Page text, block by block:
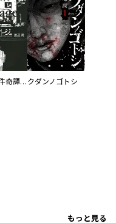
三億円事件奇譚 モンタージュ クダンノゴトシ
もっと見る